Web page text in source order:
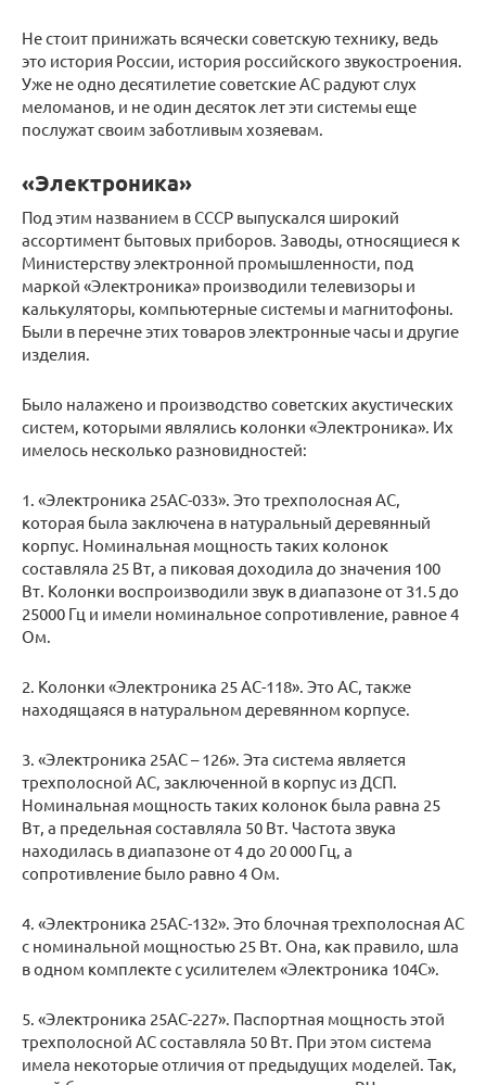
Не стоит принижать всячески советскую технику, ведь
это история России, история российского звукостроения.
Уже не одно десятилетие советские АС радуют слух
меломанов, и не один десяток лет эти системы еще
послужат своим заботливым хозяевам.
«Электроника»
Под этим названием в СССР выпускался широкий
ассортимент бытовых приборов. Заводы, относящиеся к
Министерству электронной промышленности, под
маркой «Электроника» производили телевизоры и
калькуляторы, компьютерные системы и магнитофоны.
Были в перечне этих товаров электронные часы и другие
изделия.
Было налажено и производство советских акустических
систем, которыми являлись колонки «Электроника». Их
имелось несколько разновидностей:
1. «Электроника 25АС-033». Это трехполосная АС,
которая была заключена в натуральный деревянный
корпус. Номинальная мощность таких колонок
составляла 25 Вт, а пиковая доходила до значения 100
Вт. Колонки воспроизводили звук в диапазоне от 31.5 до
25000 Гц и имели номинальное сопротивление, равное 4
Ом.
2. Колонки «Электроника 25 АС-118». Это АС, также
находящаяся в натуральном деревянном корпусе.
3. «Электроника 25АС – 126». Эта система является
трехполосной АС, заключенной в корпус из ДСП.
Номинальная мощность таких колонок была равна 25
Вт, а предельная составляла 50 Вт. Частота звука
находилась в диапазоне от 4 до 20 000 Гц, а
сопротивление было равно 4 Ом.
4. «Электроника 25АС-132». Это блочная трехполосная АС
с номинальной мощностью 25 Вт. Она, как правило, шла
в одном комплекте с усилителем «Электроника 104С».
5. «Электроника 25АС-227». Паспортная мощность этой
трехполосной АС составляла 50 Вт. При этом система
имела некоторые отличия от предыдущих моделей. Так,